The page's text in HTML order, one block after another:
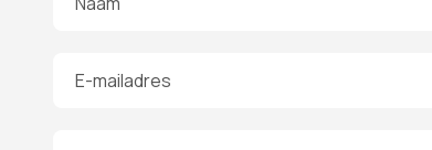
E-mailadres